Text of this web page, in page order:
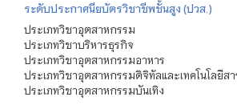
ระดับประกาศนียบัตรวิชาชีพชั้นสูง (ปวส.)
ประเภทวิชาอุตสาหกรรม
ประเภทวิชาบริหารธุรกิจ
ประเภทวิชาอุตสาหกรรมอาหาร
ประเภทวิชาอุตสาหกรรมดิจิทัลและเทคโนโลยีสา
ประเภทวิชาอุตสาหกรรมบันเทิง